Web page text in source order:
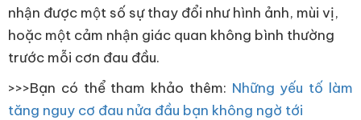
nhận được một số sự thay đổi như hình ảnh, mùi vị,
hoặc một cảm nhận giác quan không bình thường
trước mỗi cơn đau đầu.
>>>Bạn có thể tham khảo thêm: Những yếu tố làm
tăng nguy cơ đau nửa đầu bạn không ngờ tới